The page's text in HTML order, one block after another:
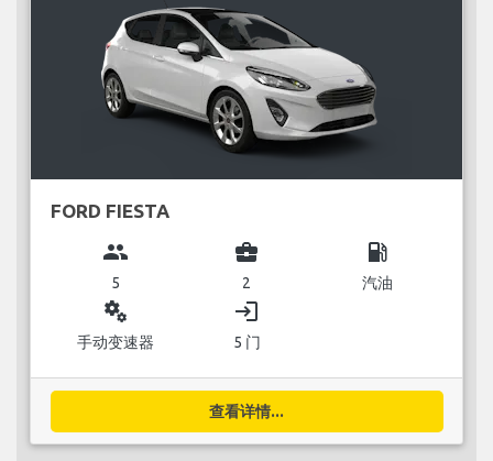
FORD FIESTA
group
5
business_center
2
local_gas_station
汽油
miscellaneous_services
手动变速器
login
5 门
查看详情...